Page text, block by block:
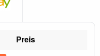
Preis